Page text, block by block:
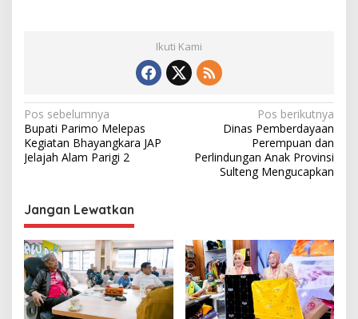
Ikuti Kami
N
a
v
g
a
s
i
p
Pos sebelumnya
Bupati Parimo Melepas
Kegiatan Bhayangkara JAP
Jelajah Alam Parigi 2
Pos berikutnya
Dinas Pemberdayaan
Perempuan dan
Perlindungan Anak Provinsi
Sulteng Mengucapkan
Jangan Lewatkan